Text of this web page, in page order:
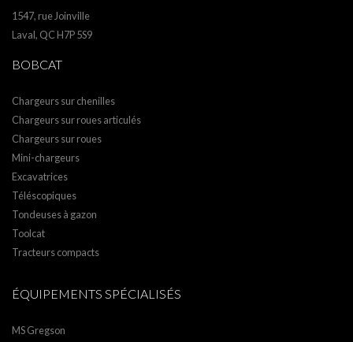
1547, rue Joinville
Laval, QC H7P 5S9
BOBCAT
Chargeurs sur chenilles
Chargeurs sur roues articulés
Chargeurs sur roues
Mini-chargeurs
Excavatrices
Téléscopiques
Tondeuses à gazon
Toolcat
Tracteurs compacts
ÉQUIPEMENTS SPÉCIALISÉS
MS Gregson